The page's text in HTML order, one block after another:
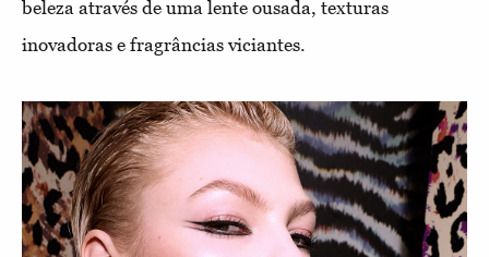
beleza através de uma lente ousada, texturas
inovadoras e fragrâncias viciantes.